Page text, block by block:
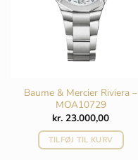
Baume & Mercier Riviera –
MOA10729
kr. 23.000,00
TILFØJ TIL KURV